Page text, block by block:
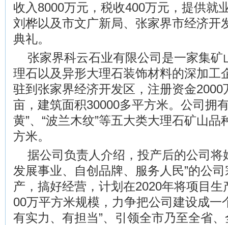
收入8000万元，税收400万元，提供就
刘桦以及市文广新局、张家界市经济开
典礼。
张家界科云石业有限公司是一家集矿
理石以及异形大理石装饰材料的深加工
驻到张家界经济开发区，注册资金2000
亩，建筑面积30000多平方米。公司拥
黄”、“波兰木纹”等五大类大理石矿山
方米。
据公司负责人介绍，投产后的公司将
发展事业、自创品牌、服务人民”的公
产，搞好经营，计划在2020年将项目
00万平方米规模，力争把公司建设成一
有实力、有担当”、引领全市乃至全省